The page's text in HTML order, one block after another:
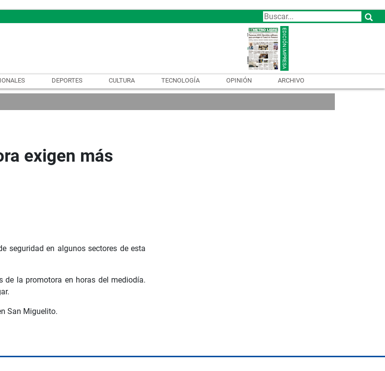
DEPORTES CULTURA TECNOLOGÍA OPINIÓN ARCHIVO
exigen más
seguridad en algunos sectores de esta
de la promotora en horas del mediodía.
San Miguelito.